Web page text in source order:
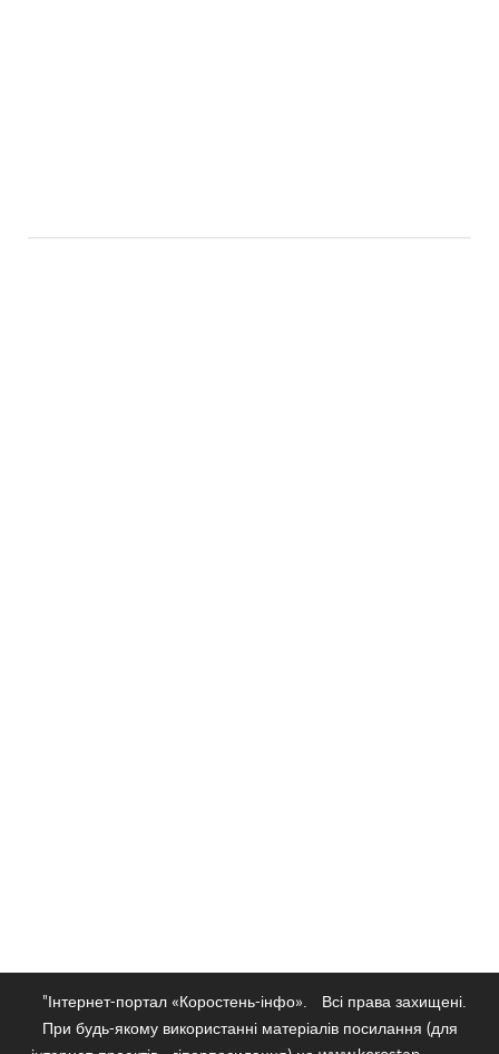
"Інтернет-портал «Коростень-інфо».
Всі права захищені.
При будь-якому використанні матеріалів посилання (для